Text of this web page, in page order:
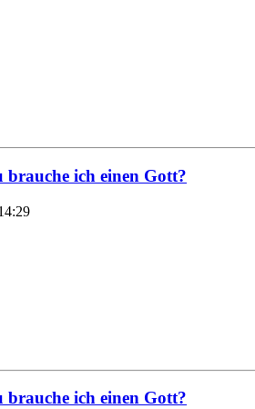
ich einen Gott?
ich einen Gott?